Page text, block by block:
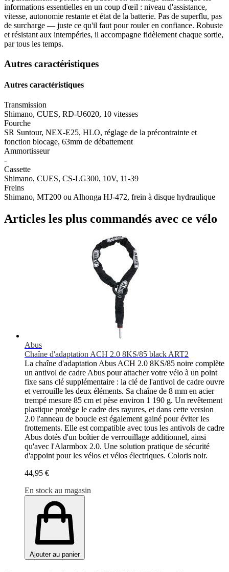
informations essentielles en un coup d'œil : niveau d'assistance,
vitesse, autonomie restante et état de la batterie. Pas de superflu, pas
de surcharge — juste ce qu'il faut pour rouler en confiance. Robuste
et résistant aux intempéries, il accompagne fidèlement chaque sortie,
par tous les temps.
Autres caractéristiques
Autres caractéristiques
Transmission
Shimano, CUES, RD-U6020, 10 vitesses
Fourche
SR Suntour, NEX-E25, HLO, réglage de la précontrainte et
fonction blocage, 63mm de débattement
Ammortisseur
-
Cassette
Shimano, CUES, CS-LG300, 10V, 11-39
Freins
Shimano, MT200 ou Alhonga HJ-472, frein à disque hydraulique
Articles les plus commandés avec ce vélo
Abus
Chaîne d'adaptation ACH 2.0 8KS/85 black ART2
La chaîne d'adaptation Abus ACH 2.0 8KS/85 noire complète
un antivol de cadre Abus pour attacher votre vélo à un point
fixe sans clé supplémentaire : la clé de l'antivol de cadre ouvre
et verrouille les deux éléments. Sa chaîne de 8 mm en acier
trempé mesure 85 cm et pèse environ 1 190 g. Un revêtement
plastique protège le cadre des rayures, et dans cette version
2.0 l'anneau de boucle est également gainé pour éviter les
frottements. Elle est compatible avec tous les antivols de cadre
Abus dotés d'un boîtier de verrouillage additionnel, ainsi
qu'avec l'Alarmbox 2.0. Une solution pratique de sécurité
d'appoint pour les vélos et vélos électriques. Coloris noir.
44,95 €
En stock au magasin
Ajouter au panier